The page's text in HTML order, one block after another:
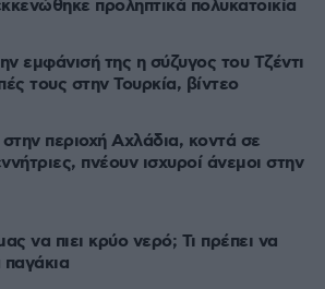
προληπτικά πολυκατοικία
εμφάνισή της η σύζυγος του Τζέντι
τους στην Τουρκία, βίντεο
περιοχή Αχλάδια, κοντά σε
πνέουν ισχυροί άνεμοι στην
να πιει κρύο νερό; Τι πρέπει να